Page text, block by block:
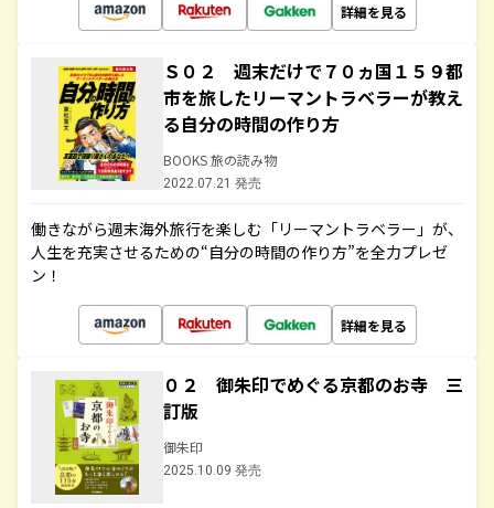
詳細を見る
Ｓ０２ 週末だけで７０ヵ国１５９都
市を旅したリーマントラベラーが教え
る自分の時間の作り方
BOOKS 旅の読み物
2022.07.21 発売
働きながら週末海外旅行を楽しむ「リーマントラベラー」が、
人生を充実させるための“自分の時間の作り方”を全力プレゼ
ン！
詳細を見る
０２ 御朱印でめぐる京都のお寺 三
訂版
御朱印
2025.10.09 発売